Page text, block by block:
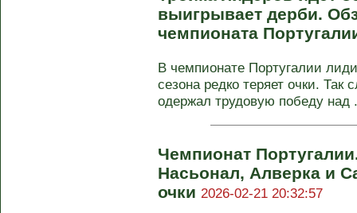
выигрывает дерби.
чемпионата
В чемпионате Португалии
сезона редко теряет очки. Так
одержал трудовую победу над
Чемпионат
Насьонал, Алверка и
очки 2026-02-21 20:32:57